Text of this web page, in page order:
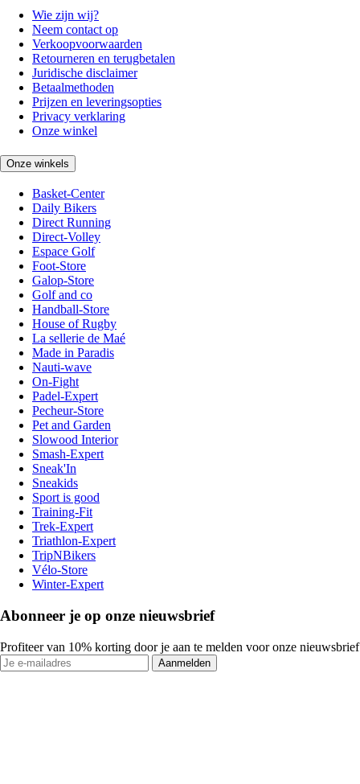
Wie zijn wij?
Neem contact op
Verkoopvoorwaarden
Retourneren en terugbetalen
Juridische disclaimer
Betaalmethoden
Prijzen en leveringsopties
Privacy verklaring
Onze winkel
Onze winkels
Basket-Center
Daily Bikers
Direct Running
Direct-Volley
Espace Golf
Foot-Store
Galop-Store
Golf and co
Handball-Store
House of Rugby
La sellerie de Maé
Made in Paradis
Nauti-wave
On-Fight
Padel-Expert
Pecheur-Store
Pet and Garden
Slowood Interior
Smash-Expert
Sneak'In
Sneakids
Sport is good
Training-Fit
Trek-Expert
Triathlon-Expert
TripNBikers
Vélo-Store
Winter-Expert
Abonneer je op onze nieuwsbrief
Profiteer van 10% korting door je aan te melden voor onze nieuwsbrief
Aanmelden